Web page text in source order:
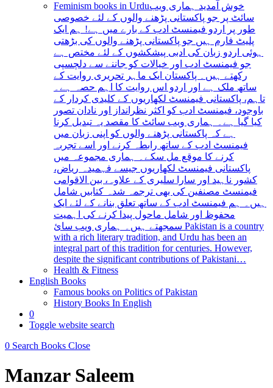
Feminism books in Urduخوش آمدید ہماری ویب
سائٹ پر جو پاکستانی پڑھنے والوں کے لئے خصوصی
طور پر اردو فیمنسٹ ادب کے بارے میں ہے! ہم ایک
پلیٹ فارم ہیں جو پاکستانی پڑھنے والوں کی بڑھتی
ہوئی اردو زبان کی ادبی پیشکشوں کے لئے مختص ہے
جو فیمنسٹ ادب اور خیالات کو جاننے سے دلچسپی
رکھتے ہیں۔ پاکستان ایک ماہر تحریری روایت کے
ساتھ ملک ہے اور اردو اس روایت کا اہم حصہ ہے۔
تاہم، پاکستانی فیمنسٹ لکھاریوں کے کلیدی کردار کے
باوجود، فیمنسٹ ادب کو اکثر نظرانداز اور نادان تصور
کیا گیا ہے۔ ہماری ویب سائٹ کا مقصد یہ تبدیل کرنا
ہے کہ پاکستانی پڑھنے والوں کو اپنی زبان میں
فیمنسٹ ادب کے ساتھ رابطہ کرنے اور اسے تجربہ
کرنے کا موقع مل سکے۔ ہماری مجموعہ میں
پاکستانی فیمنسٹ لکھاریوں جیسے فہمیدہ ریاض،
کشور ناہید اور سارا سلیری کے علاوہ، بین الاقوامی
فیمنسٹ مصنفین کی بھی ترجمہ شدہ کتابیں شامل
ہیں۔ ہم فیمنسٹ ادب کے ساتھ تعلق بنانے کے لئے ایک
محفوظ اور شامل ماحول پیدا کرنے کی اہمیت
سمجھتے ہیں۔ ہماری ویب سائ Pakistan is a country
with a rich literary tradition, and Urdu has been an
integral part of this tradition for centuries. However,
despite the significant contributions of Pakistani…
Health & Fitness
English Books
Famous books on Politics of Pakistan
History Books In English
0
Toggle website search
0 Search Books Close
Manzar Saleem